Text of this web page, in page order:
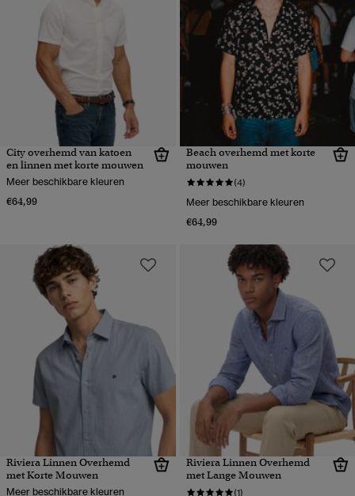
City overhemd van katoen
en linnen met korte mouwen
Meer beschikbare kleuren
€64,99
Beach overhemd met korte
mouwen
(4)
Meer beschikbare kleuren
€64,99
Riviera Linnen Overhemd
met Korte Mouwen
Meer beschikbare kleuren
Riviera Linnen Overhemd
met Lange Mouwen
(1)